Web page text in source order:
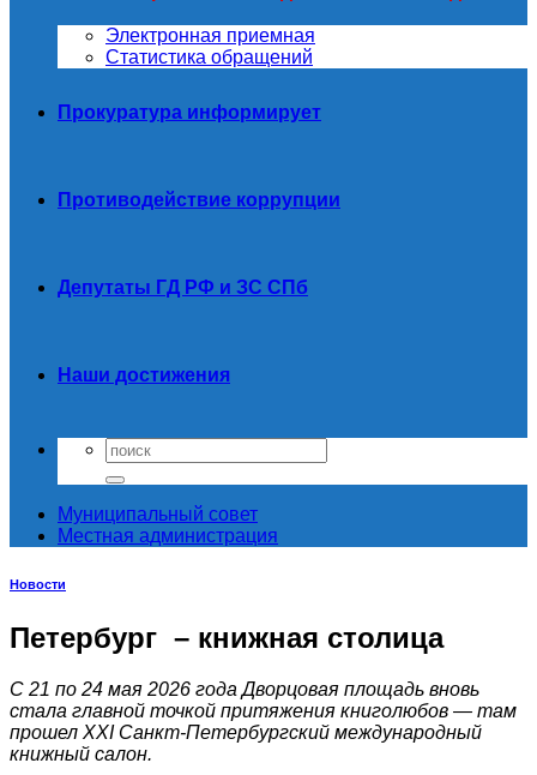
Электронная приемная
Статистика обращений
Прокуратура информирует
Противодействие коррупции
Депутаты ГД РФ и ЗС СПб
Наши достижения
Муниципальный совет
Местная администрация
Новости
Петербург – книжная столица
С 21 по 24 мая 2026 года Дворцовая площадь вновь
стала главной точкой притяжения книголюбов — там
прошел XXI Санкт-Петербургский международный
книжный салон.